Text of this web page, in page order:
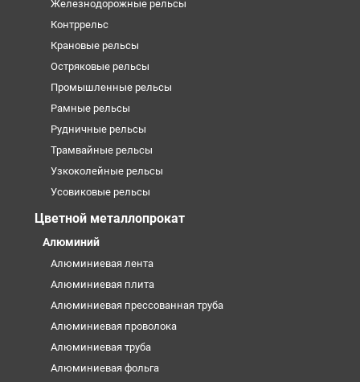
Железнодорожные рельсы
Контррельс
Крановые рельсы
Остряковые рельсы
Промышленные рельсы
Рамные рельсы
Рудничные рельсы
Трамвайные рельсы
Узкоколейные рельсы
Усовиковые рельсы
Цветной металлопрокат
Алюминий
Алюминиевая лента
Алюминиевая плита
Алюминиевая прессованная труба
Алюминиевая проволока
Алюминиевая труба
Алюминиевая фольга